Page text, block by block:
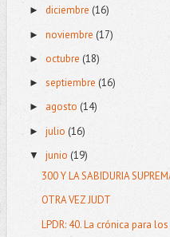
► diciembre (16)
► noviembre (17)
► octubre (18)
► septiembre (16)
► agosto (14)
► julio (16)
▼ junio (19)
300 Y LA SABIDURIA
OTRA VEZ JUDT
LPDR: 40. La crónica para